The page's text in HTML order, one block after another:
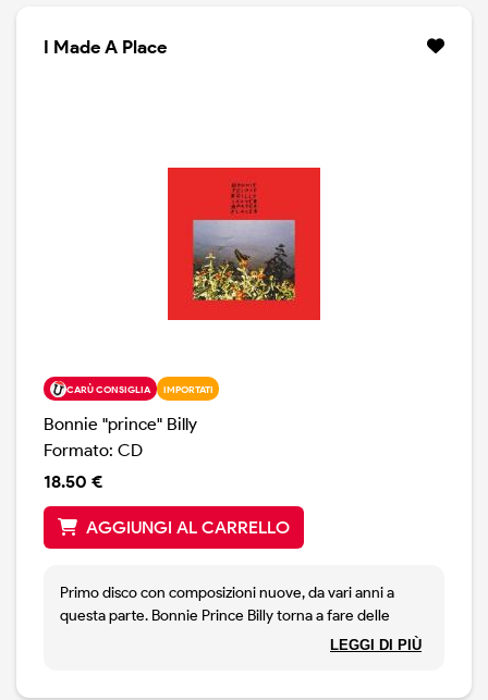
I Made A Place
CARÙ CONSIGLIA IMPORTATI
Bonnie "prince" Billy
Formato: CD
18.50 €
AGGIUNGI AL CARRELLO
Primo disco con composizioni nuove, da vari anni a
questa parte. Bonnie Prince Billy torna a fare delle
canzoni sue, si posiziona tra folk e country e ci regala
LEGGI DI PIÙ